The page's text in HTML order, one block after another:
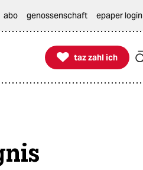
abo genossenschaft epaper login

taz zahl ich
taz zahl ich